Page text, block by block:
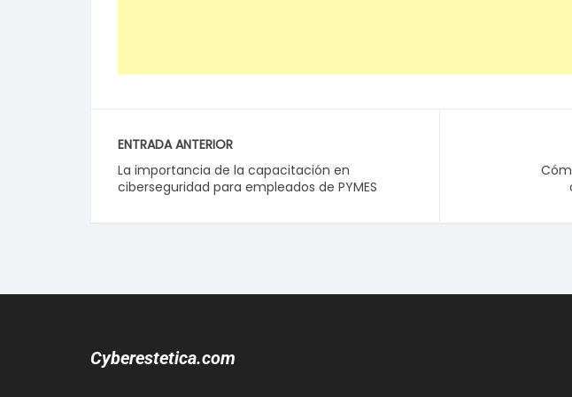
ENTRADA ANTERIOR
La importancia de la capacitación en
ciberseguridad para empleados de PYMES
Cyberestetica.com